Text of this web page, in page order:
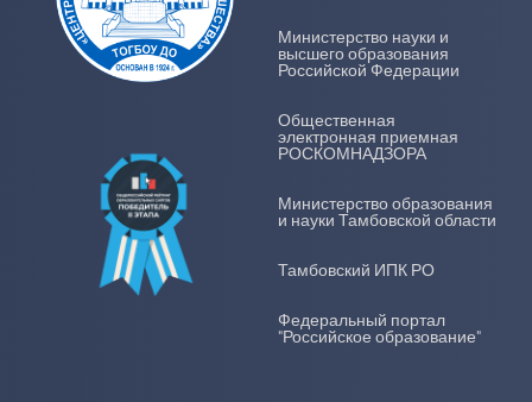
Министерство науки и
высшего образования
Российской Федерации
Общественная
электронная приемная
РОСКОМНАДЗОРА
Министерство образования
и науки Тамбовской области
Тамбовский ИПК РО
Федеральный портал
"Российское образование"